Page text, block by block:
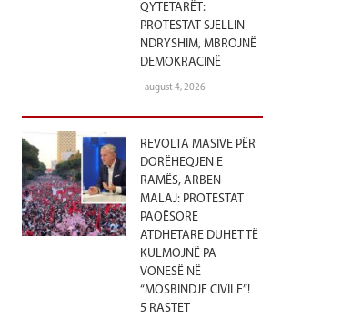
QYTETARËT:
PROTESTAT SJELLIN
NDRYSHIM, MBROJNË
DEMOKRACINË
august 4, 2026
REVOLTA MASIVE PËR
DORËHEQJEN E
RAMËS, ARBEN
MALAJ: PROTESTAT
PAQËSORE
ATDHETARE DUHET TË
KULMOJNË PA
VONESË NË
“MOSBINDJE CIVILE”!
5 RASTET